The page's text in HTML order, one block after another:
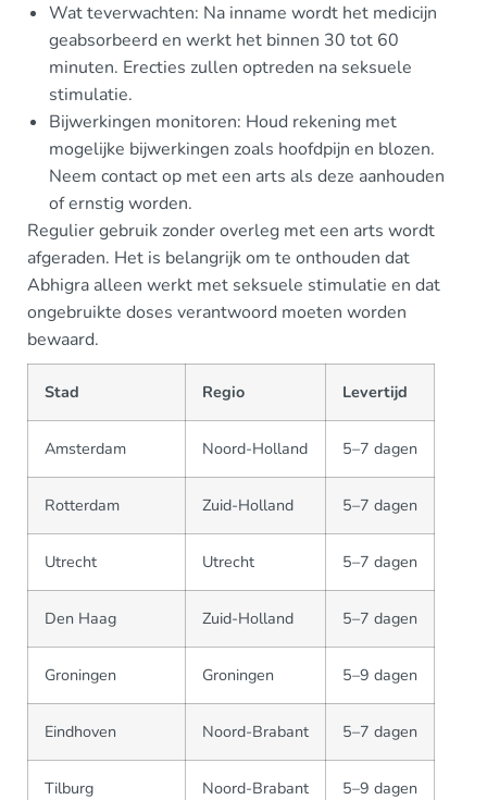
Wat teverwachten: Na inname wordt het medicijn
geabsorbeerd en werkt het binnen 30 tot 60
minuten. Erecties zullen optreden na seksuele
stimulatie.
Bijwerkingen monitoren: Houd rekening met
mogelijke bijwerkingen zoals hoofdpijn en blozen.
Neem contact op met een arts als deze aanhouden
of ernstig worden.
Regulier gebruik zonder overleg met een arts wordt
afgeraden. Het is belangrijk om te onthouden dat
Abhigra alleen werkt met seksuele stimulatie en dat
ongebruikte doses verantwoord moeten worden
bewaard.
Stad Regio Levertijd
Amsterdam Noord-Holland 5–7 dagen
Rotterdam Zuid-Holland 5–7 dagen
Utrecht Utrecht 5–7 dagen
Den Haag Zuid-Holland 5–7 dagen
Groningen Groningen 5–9 dagen
Eindhoven Noord-Brabant 5–7 dagen
Tilburg Noord-Brabant 5–9 dagen